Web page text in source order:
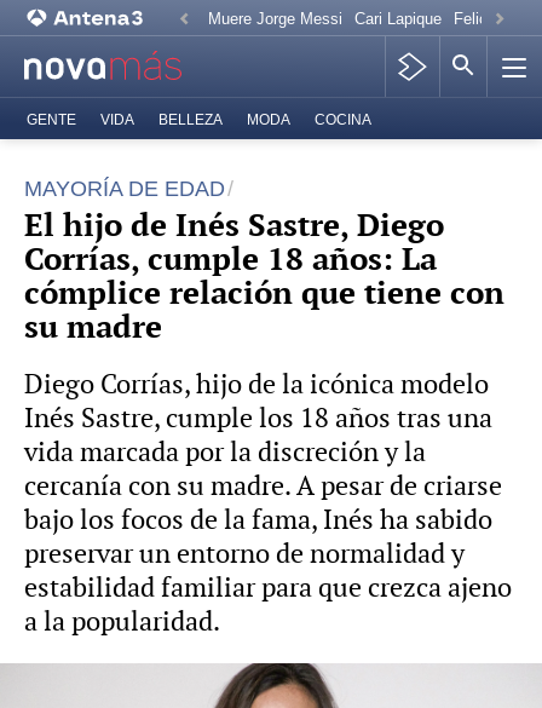
Muere Jorge Messi Cari Lapique Felicitación
GENTE VIDA BELLEZA MODA COCINA
MAYORÍA DE EDAD
El hijo de Inés Sastre, Diego
Corrías, cumple 18 años: La
cómplice relación que tiene con
su madre
Diego Corrías, hijo de la icónica modelo
Inés Sastre, cumple los 18 años tras una
vida marcada por la discreción y la
cercanía con su madre. A pesar de criarse
bajo los focos de la fama, Inés ha sabido
preservar un entorno de normalidad y
estabilidad familiar para que crezca ajeno
a la popularidad.